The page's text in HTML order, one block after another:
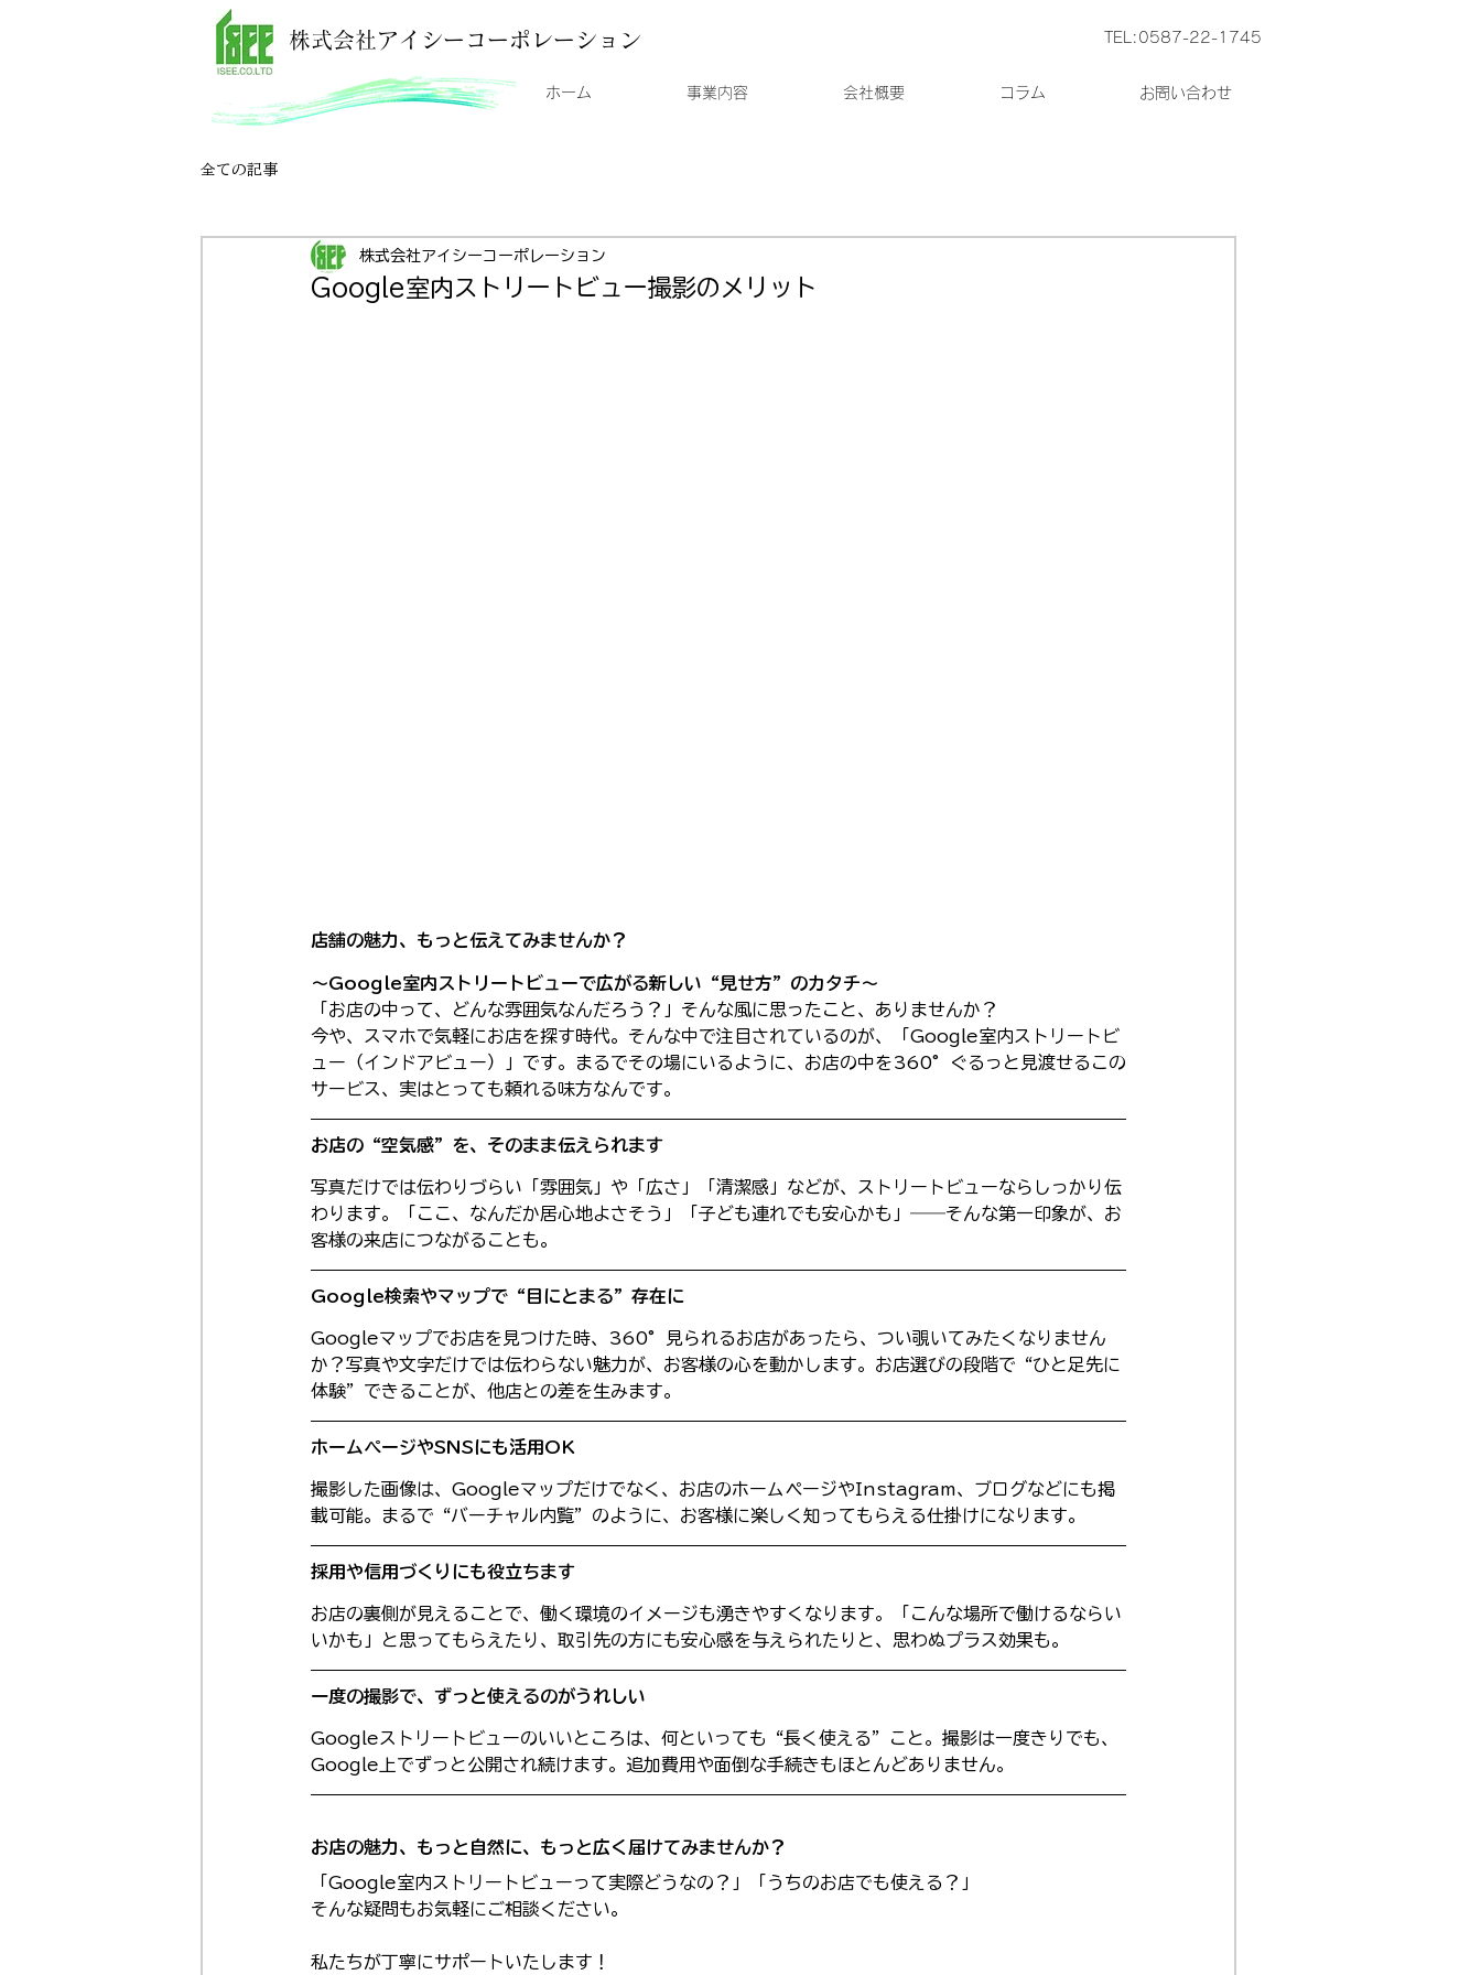
株式会社アイシーコーポレーション TEL:0587-22-1745
ホーム 事業内容 会社概要 コラム お問い合わせ
全ての記事
Google室内ストリートビュー撮影のメリット
株式会社アイシーコーポレーション
店舗の魅力、もっと伝えてみませんか？
～Google室内ストリートビューで広がる新しい“見せ方”のカタチ～
「お店の中って、どんな雰囲気なんだろう？」そんな風に思ったこと、ありませんか？
今や、スマホで気軽にお店を探す時代。そんな中で注目されているのが、「Google室内ストリートビ
ュー（インドアビュー）」です。まるでその場にいるように、お店の中を360°ぐるっと見渡せるこの
サービス、実はとっても頼れる味方なんです。
お店の“空気感”を、そのまま伝えられます
写真だけでは伝わりづらい「雰囲気」や「広さ」「清潔感」などが、ストリートビューならしっかり伝
わります。「ここ、なんだか居心地よさそう」「子ども連れでも安心かも」――そんな第一印象が、お
客様の来店につながることも。
Google検索やマップで“目にとまる”存在に
Googleマップでお店を見つけた時、360°見られるお店があったら、つい覗いてみたくなりません
か？写真や文字だけでは伝わらない魅力が、お客様の心を動かします。お店選びの段階で“ひと足先に
体験”できることが、他店との差を生みます。
ホームページやSNSにも活用OK
撮影した画像は、Googleマップだけでなく、お店のホームページやInstagram、ブログなどにも掲
載可能。まるで“バーチャル内覧”のように、お客様に楽しく知ってもらえる仕掛けになります。
採用や信用づくりにも役立ちます
お店の裏側が見えることで、働く環境のイメージも湧きやすくなります。「こんな場所で働けるならい
いかも」と思ってもらえたり、取引先の方にも安心感を与えられたりと、思わぬプラス効果も。
一度の撮影で、ずっと使えるのがうれしい
Googleストリートビューのいいところは、何といっても“長く使える”こと。撮影は一度きりでも、
Google上でずっと公開され続けます。追加費用や面倒な手続きもほとんどありません。
お店の魅力、もっと自然に、もっと広く届けてみませんか？
「Google室内ストリートビューって実際どうなの？」「うちのお店でも使える？」
そんな疑問もお気軽にご相談ください。
私たちが丁寧にサポートいたします！